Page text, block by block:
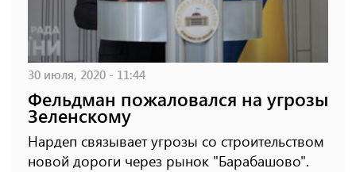
30 июля, 2020 - 11:44
Фельдман пожаловался на угрозы
Зеленскому
Нардеп связывает угрозы со строительством
новой дороги через рынок "Барабашово".